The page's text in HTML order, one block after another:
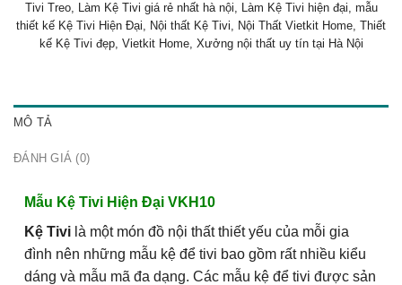
Tivi Treo, Làm Kệ Tivi giá rẻ nhất hà nội, Làm Kệ Tivi hiện đại, mẫu
thiết kế Kệ Tivi Hiện Đại, Nội thất Kệ Tivi, Nội Thất Vietkit Home, Thiết
kế Kệ Tivi đẹp, Vietkit Home, Xưởng nội thất uy tín tại Hà Nội
MÔ TẢ
ĐÁNH GIÁ (0)
Mẫu Kệ Tivi Hiện Đại VKH10
Kệ Tivi là một món đồ nội thất thiết yếu của mỗi gia
đình nên những mẫu kệ để tivi bao gồm rất nhiều kiểu
dáng và mẫu mã đa dạng. Các mẫu kệ để tivi được sản